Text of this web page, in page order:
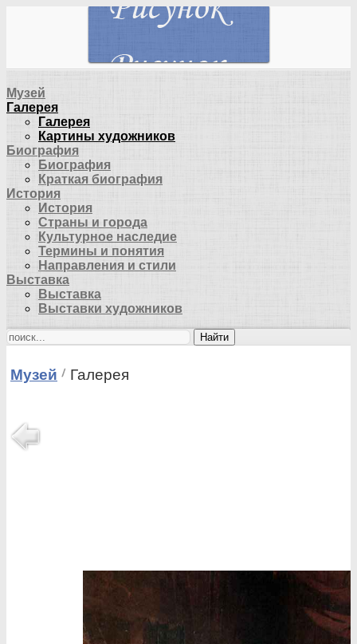
Музей
Галерея
Галерея
Картины художников
Биография
Биография
Краткая биография
История
История
Страны и города
Культурное наследие
Термины и понятия
Направления и стили
Выставка
Выставка
Выставки художников
Найти
Музей Галерея